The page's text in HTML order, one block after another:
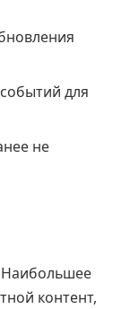
для
не
Наибольшее
контент,